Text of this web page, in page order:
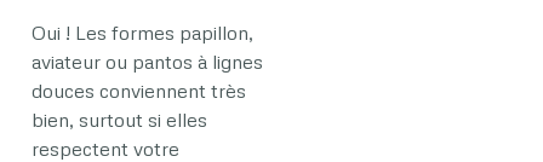
Oui ! Les formes papillon,
aviateur ou pantos à lignes
douces conviennent très
bien, surtout si elles
respectent votre